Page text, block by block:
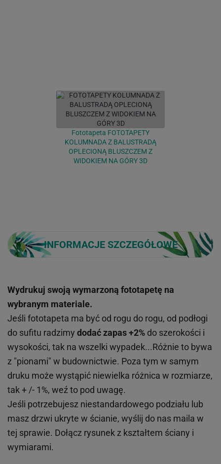
Fototapeta FOTOTAPETY
KOLUMNADA Z BALUSTRADĄ
OPLECIONĄ BLUSZCZEM Z
WIDOKIEM NA GÓRY 3D
INFORMACJE SZCZEGÓŁOWE
Wydrukuj swoją wymarzoną fototapetę na
wybranym materiale.
Jeśli fototapeta ma być od rogu do rogu, od podłogi
do sufitu radzimy dodać zapas +2% do szerokości i
wysokości, tak na wszelki wypadek...Różnie to bywa
z "pionami" w budownictwie. Poza tym w samym
druku może wystąpić niewielka różnica w rozmiarze,
tak + /- 1%, weź to pod uwagę.
Jeśli potrzebujesz niestandardowego podziału lub
masz drzwi ukryte w ścianie, wyślij do nas maila w
tej sprawie. Dołącz rysunek z kształtem ściany i
wymiarami.